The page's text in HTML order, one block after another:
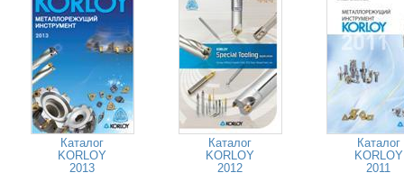
Каталог
KORLOY
2013
Каталог
KORLOY
2012
Каталог
KORLOY
2011